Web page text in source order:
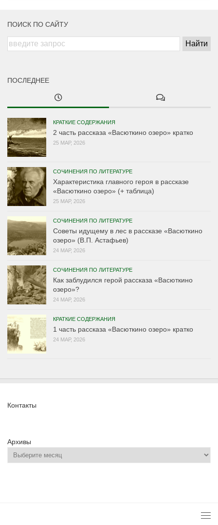
ПОИСК ПО САЙТУ
ПОСЛЕДНЕЕ
КРАТКИЕ СОДЕРЖАНИЯ
2 часть рассказа «Васюткино озеро» кратко
25 МАР, 2026
СОЧИНЕНИЯ ПО ЛИТЕРАТУРЕ
Характеристика главного героя в рассказе
«Васюткино озеро» (+ таблица)
25 МАР, 2026
СОЧИНЕНИЯ ПО ЛИТЕРАТУРЕ
Советы идущему в лес в рассказе «Васюткино
озеро» (В.П. Астафьев)
24 МАР, 2026
СОЧИНЕНИЯ ПО ЛИТЕРАТУРЕ
Как заблудился герой рассказа «Васюткино
озеро»?
24 МАР, 2026
КРАТКИЕ СОДЕРЖАНИЯ
1 часть рассказа «Васюткино озеро» кратко
24 МАР, 2026
Контакты
Архивы